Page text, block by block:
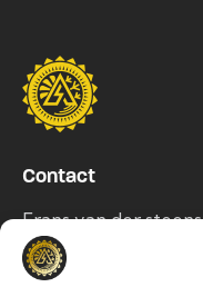
Contact
Frans van der
1750 Lennik